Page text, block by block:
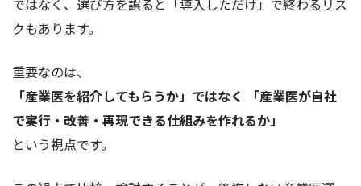
クもあります。
重要なのは、
「産業医を紹介してもらうか」ではなく 「産業医が自社
で実行・改善・再現できる仕組みを作れるか」
という視点です。